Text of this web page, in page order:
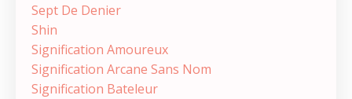
Sept De Denier
Shin
Signification Amoureux
Signification Arcane Sans Nom
Signification Bateleur